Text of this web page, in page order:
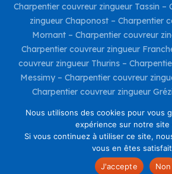
Charpentier couvreur zingueur Tassin –
zingueur Chaponost– Charpentier
Mornant – Charpentier couvreur
Charpentier couvreur zingueur
couvreur zingueur Thurins–
Messimy– Charpentier couvreur
Charpentier couvreur zingueur
couvreur zingueur Charly
–
Irigny–
Mentions
Site réalisé par KR
Nous utilisons des cookies pour vous
expérience sur notre site
Si vous continuez à utiliser ce site,
vous en êtes
J'accepte
Non